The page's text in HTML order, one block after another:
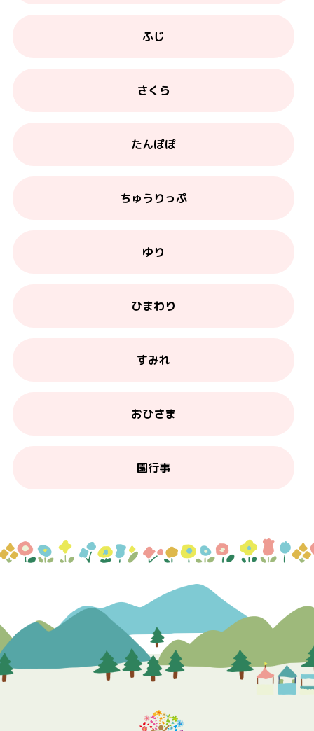
ふじ
さくら
たんぽぽ
ちゅうりっぷ
ゆり
ひまわり
すみれ
おひさま
園行事